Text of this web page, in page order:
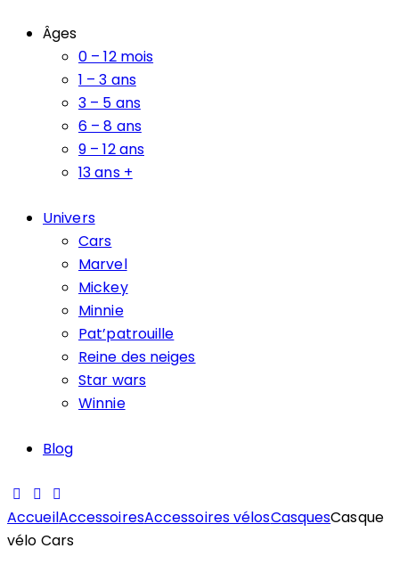
Âges
0 – 12 mois
1 – 3 ans
3 – 5 ans
6 – 8 ans
9 – 12 ans
13 ans +
Univers
Cars
Marvel
Mickey
Minnie
Pat’patrouille
Reine des neiges
Star wars
Winnie
Blog
AccueilAccessoiresAccessoires vélosCasquesCasque
vélo Cars